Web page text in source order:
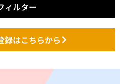
ィルター
録はこちらから